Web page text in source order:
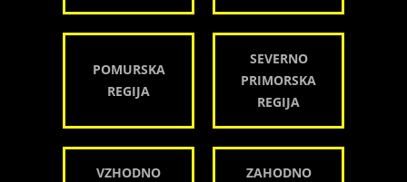
POMURSKA
REGIJA
SEVERNO
PRIMORSKA
REGIJA
VZHODNO
ZAHODNO